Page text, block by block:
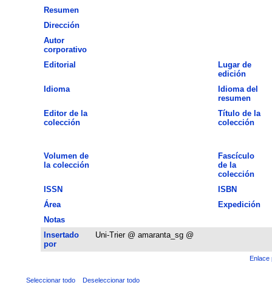
Resumen
Dirección
Autor
corporativo
Editorial
Lugar de
edición
Idioma
Idioma del
resumen
Editor de la
colección
Título de la
colección
Volumen de
la colección
Fascículo
de la
colección
ISSN
ISBN
Área
Expedición
Notas
Insertado
por
Uni-Trier @ amaranta_sg @
Enlace
Seleccionar todo Deseleccionar todo